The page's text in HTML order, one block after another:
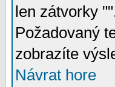
len zátvorky
Požadovaný
zobrazíte
Návrat hore